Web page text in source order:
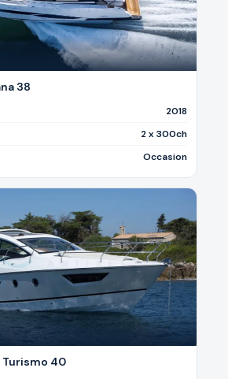
38
2018
2 x 300ch
Occasion
Turismo 40